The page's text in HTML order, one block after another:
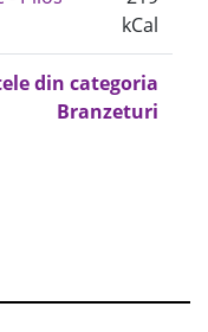
kCal
din categoria
Branzeturi